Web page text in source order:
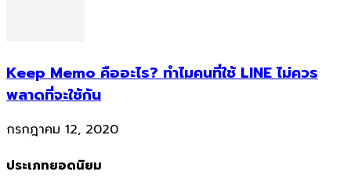
Keep Memo คืออะไร? ทำไมคนที่ใช้ LINE ไม่ควร
พลาดที่จะใช้กัน
กรกฎาคม 12, 2020
ประเภทยอดนิยม